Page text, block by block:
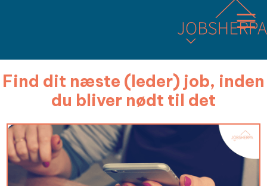
Find dit næste (leder) job, inden
du bliver nødt til det